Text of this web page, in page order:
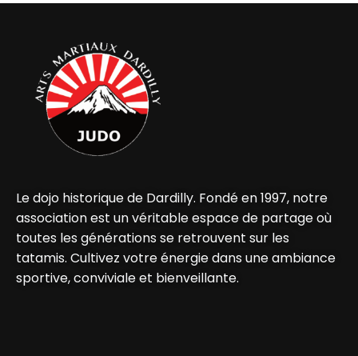
Le dojo historique de Dardilly. Fondé en 1997, notre
association est un véritable espace de partage où
toutes les générations se retrouvent sur les
tatamis. Cultivez votre énergie dans une ambiance
sportive, conviviale et bienveillante.